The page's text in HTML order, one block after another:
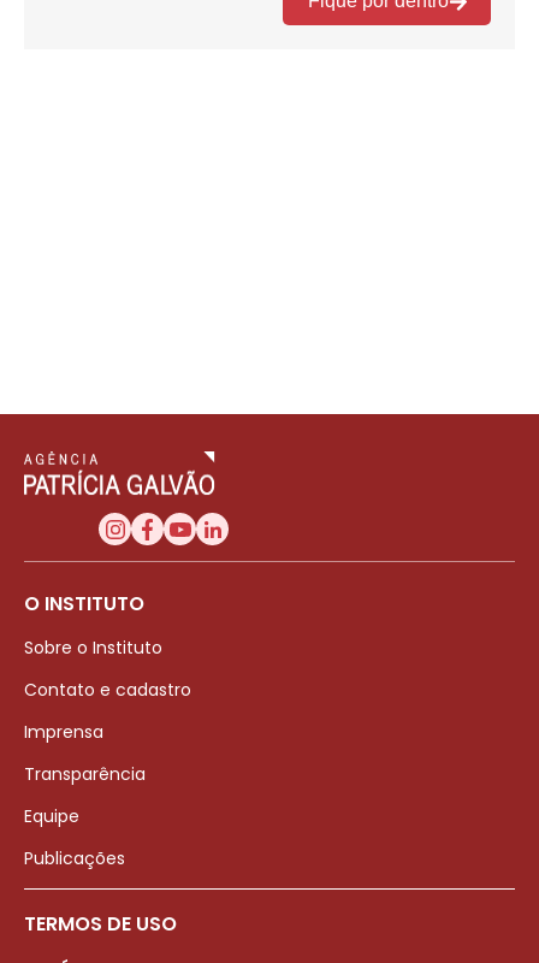
O INSTITUTO
Sobre o Instituto
Contato e cadastro
Imprensa
Transparência
Equipe
Publicações
TERMOS DE USO